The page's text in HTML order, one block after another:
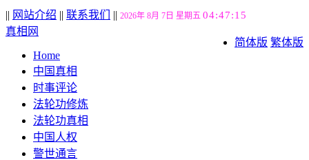
|| 网站介绍 || 联系我们 || 2026年 8月 7日 星期五 04:47:16
简体版 繁体版
真相网
Home
中国真相
时事评论
法轮功修炼
法轮功真相
中国人权
警世通言